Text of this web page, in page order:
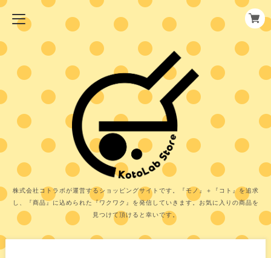
株式会社コトラボが運営するショッピングサイトです。『モノ』＋『コト』を追求
し、『商品』に込められた『ワクワク』を発信していきます。お気に入りの商品を
見つけて頂けると幸いです。